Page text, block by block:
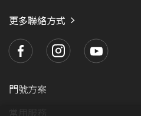
更多聯絡方式
門號方案